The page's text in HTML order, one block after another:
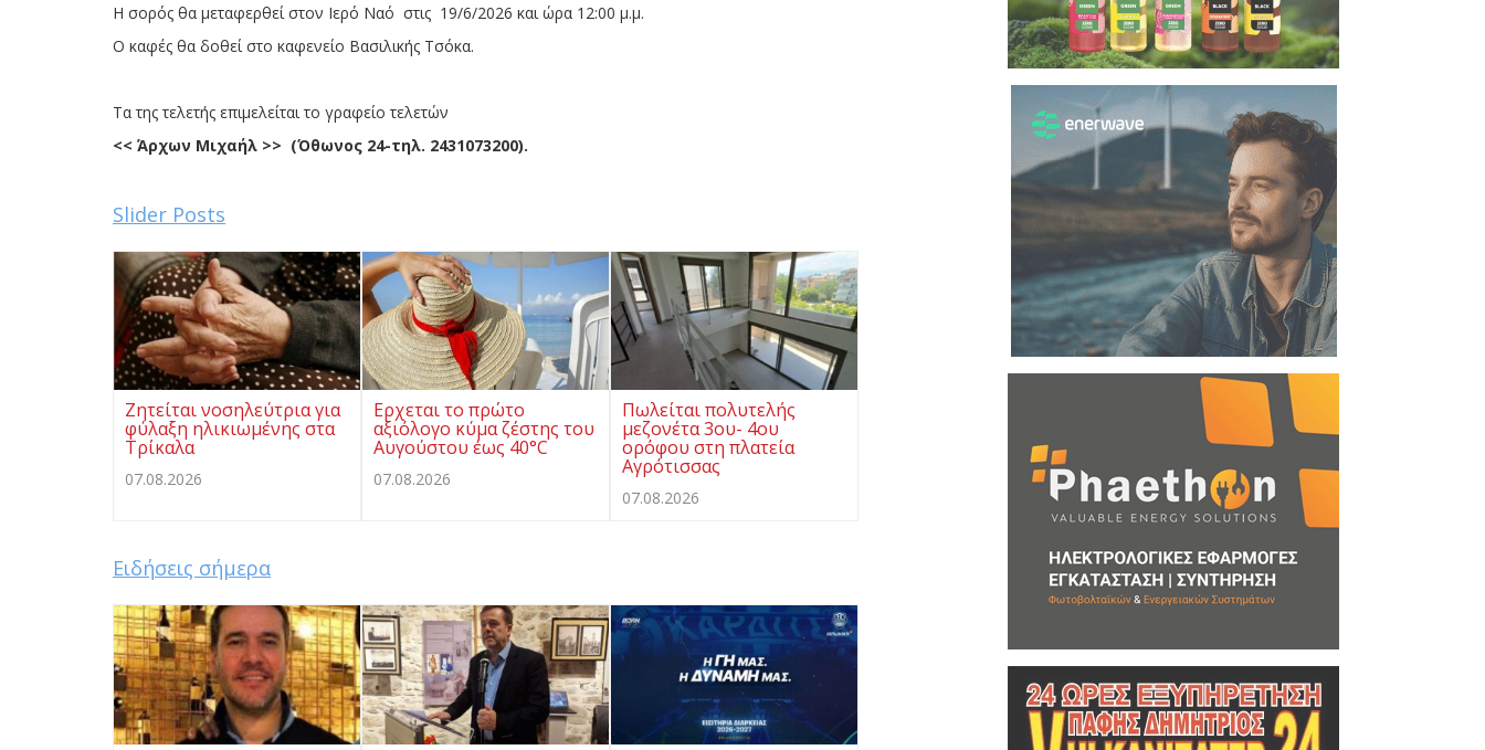
Η σορός θα μεταφερθεί στον Ιερό Ναό στις 19/6/2026 και ώρα 12:00 μ.μ.
Ο καφές θα δοθεί στο καφενείο Βασιλικής Τσόκα.
Τα της τελετής επιμελείται το γραφείο τελετών
<< Άρχων Μιχαήλ >> (Όθωνος 24-τηλ. 2431073200).
Slider Posts
Ζητείται νοσηλεύτρια για
φύλαξη ηλικιωμένης στα
Τρίκαλα
07.08.2026
Ερχεται το πρώτο
αξιόλογο κύμα ζέστης του
Αυγούστου έως 40°C
07.08.2026
Πωλείται πολυτελής
μεζονέτα 3ου- 4ου
ορόφου στη πλατεία
Αγρότισσας
07.08.2026
Ειδήσεις σήμερα